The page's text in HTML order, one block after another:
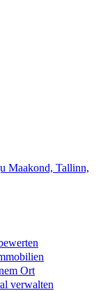
Maakond, Tallinn,
Ort
verwalten